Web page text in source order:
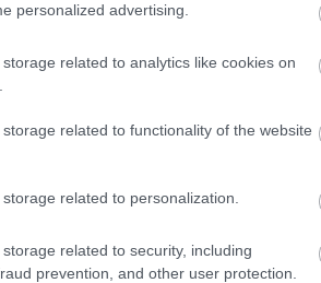
personalized advertising.
related to analytics like cookies on
related to functionality of the website
related to personalization.
related to security, including
prevention, and other user protection.